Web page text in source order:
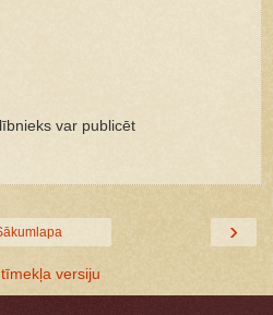
var publicēt
›
versiju